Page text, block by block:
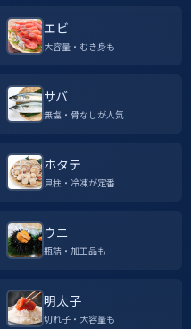
エビ
大容量・むき身も
サバ
無塩・骨なしが人気
ホタテ
貝柱・冷凍が定番
ウニ
瓶詰・加工品も
明太子
切れ子・大容量も